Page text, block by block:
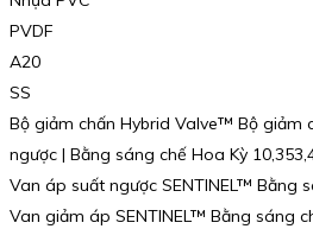
PVDF
A20
SS
Bộ giảm chấn Hybrid Valve™ Bộ giảm
ngược | Bằng sáng chế Hoa Kỳ
Van áp suất ngược SENTINEL™ Bằng
Van giảm áp SENTINEL™ Bằng sáng